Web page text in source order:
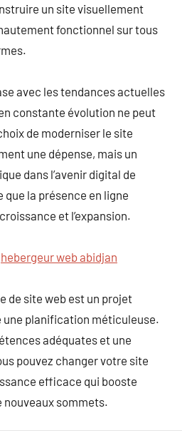
un site visuellement
fonctionnel sur tous
avec les tendances actuelles
constante évolution ne peut
de moderniser le site
une dépense, mais un
dans l’avenir digital de
que la présence en ligne
et l’expansion.
hebergeur web abidjan
de site web est un projet
une planification méticuleuse.
adéquates et une
pouvez changer votre site
efficace qui booste
sommets.